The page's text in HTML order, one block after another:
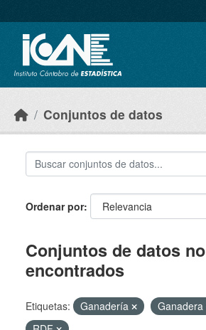
Conjuntos de datos
Ordenar por
Conjuntos de datos no
encontrados
Etiquetas: Ganadería Ganadera